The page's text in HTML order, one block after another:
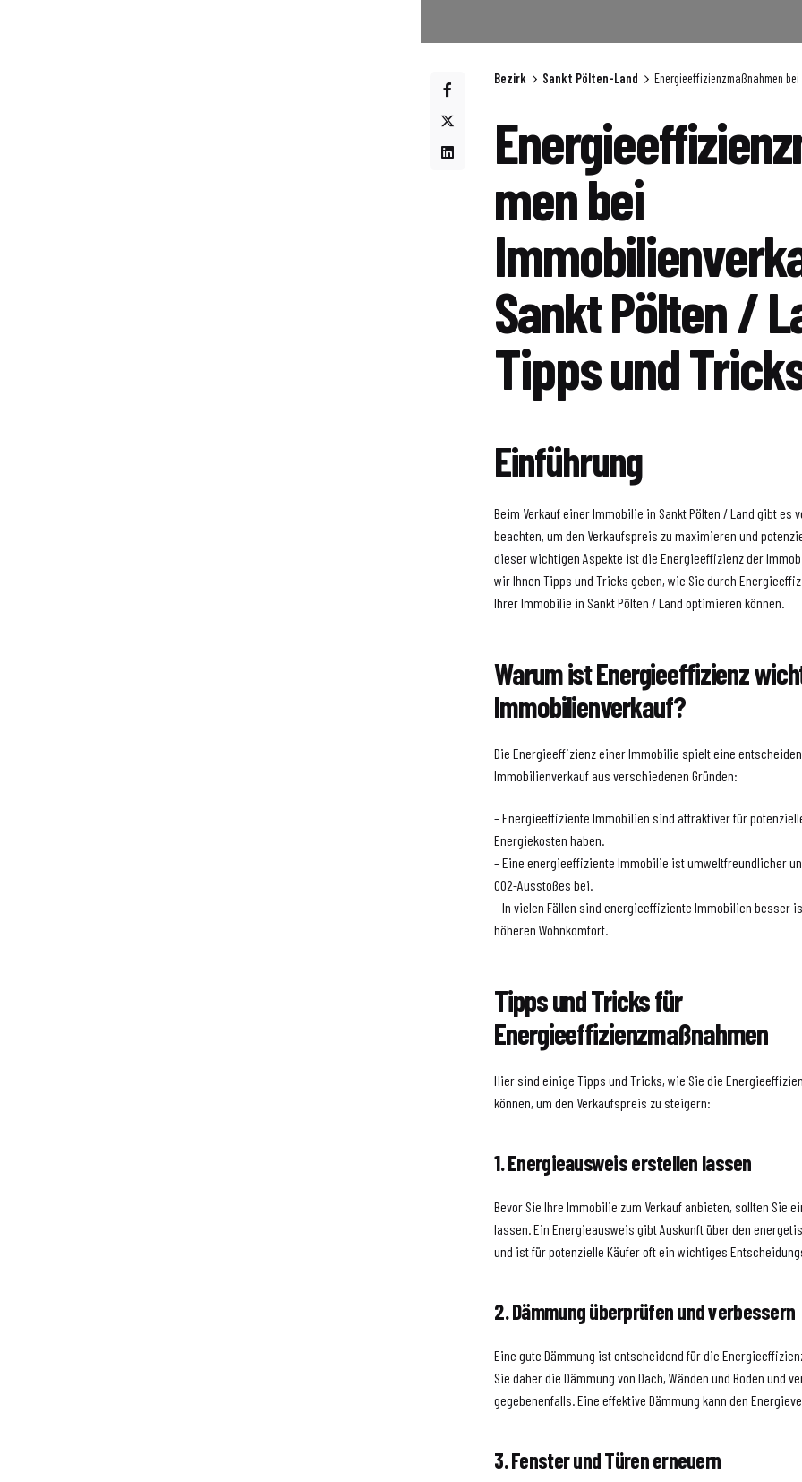
Bezirk Sankt Pölten-Land Energieeffizienzmaßnahmen
men bei
Sankt Pölten /
Tipps und
Einführung
Beim Verkauf einer Immobilie in Sankt Pölten / Land gibt es
beachten, um den Verkaufspreis zu maximieren und
dieser wichtigen Aspekte ist die Energieeffizienz der
wir Ihnen Tipps und Tricks geben, wie Sie durch
Ihrer Immobilie in Sankt Pölten / Land optimieren können.
Warum ist Energieeffizienz
Immobilienverkauf?
Die Energieeffizienz einer Immobilie spielt eine
Immobilienverkauf aus verschiedenen Gründen:
– Energieeffiziente Immobilien sind attraktiver für
Energiekosten haben.
– Eine energieeffiziente Immobilie ist umweltfreundlicher
CO2-Ausstoßes bei.
– In vielen Fällen sind energieeffiziente Immobilien besser
höheren Wohnkomfort.
Tipps und Tricks für
Energieeffizienzmaßnahmen
Hier sind einige Tipps und Tricks, wie Sie die
können, um den Verkaufspreis zu steigern:
1. Energieausweis erstellen lassen
Bevor Sie Ihre Immobilie zum Verkauf anbieten, sollten Sie
lassen. Ein Energieausweis gibt Auskunft über den
und ist für potenzielle Käufer oft ein wichtiges
2. Dämmung überprüfen und verbessern
Eine gute Dämmung ist entscheidend für die
Sie daher die Dämmung von Dach, Wänden und Boden und
gegebenenfalls. Eine effektive Dämmung kann den
3. Fenster und Türen erneuern